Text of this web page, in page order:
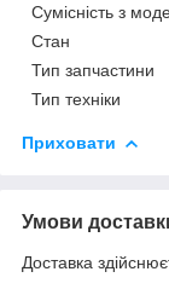
Сумісність з
Стан
Тип запчастини
Тип техніки
Приховати
Умови
Доставка